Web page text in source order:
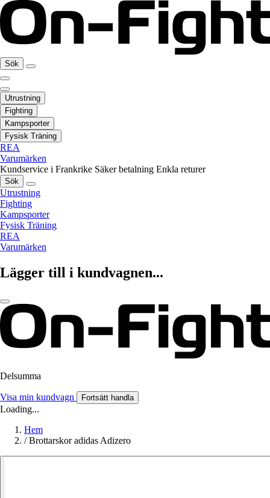
Sök
Utrustning
Fighting
Kampsporter
Fysisk Träning
REA
Varumärken
Kundservice i Frankrike Säker betalning Enkla returer
Sök
Utrustning
Fighting
Kampsporter
Fysisk Träning
REA
Varumärken
Lägger till i kundvagnen...
Delsumma
Visa min kundvagn Fortsätt handla
Loading...
Hem
/ Brottarskor adidas Adizero